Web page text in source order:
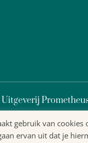
Uitgeverij
gebruik van cookies
ervan uit dat je